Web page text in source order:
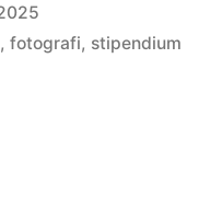
, fotografi, stipendium